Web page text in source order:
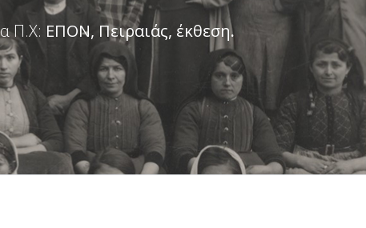
Π.Χ: ΕΠΟΝ, Πειραιάς, έκθεση.